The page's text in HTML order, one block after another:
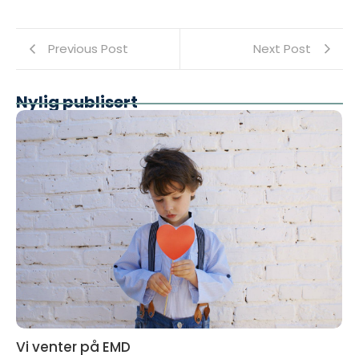
Previous Post Next Post
Nylig publisert
Vi venter på EMD